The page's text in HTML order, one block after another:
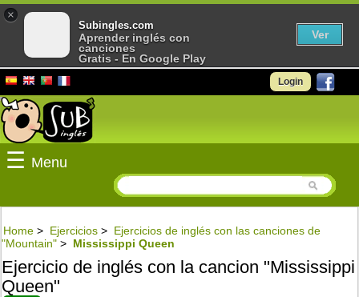
Login
☰ Menu
Home > Ejercicios > Ejercicios de inglés con las canciones de
"Mountain" > Mississippi Queen
Ejercicio de inglés con la cancion "Mississippi
Queen"
×
Subingles.com
Aprender inglés con
canciones
Gratis - En Google Play
Ver